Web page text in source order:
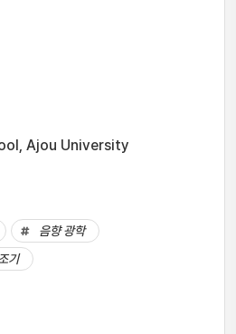
Ajou University
음향 광학
기